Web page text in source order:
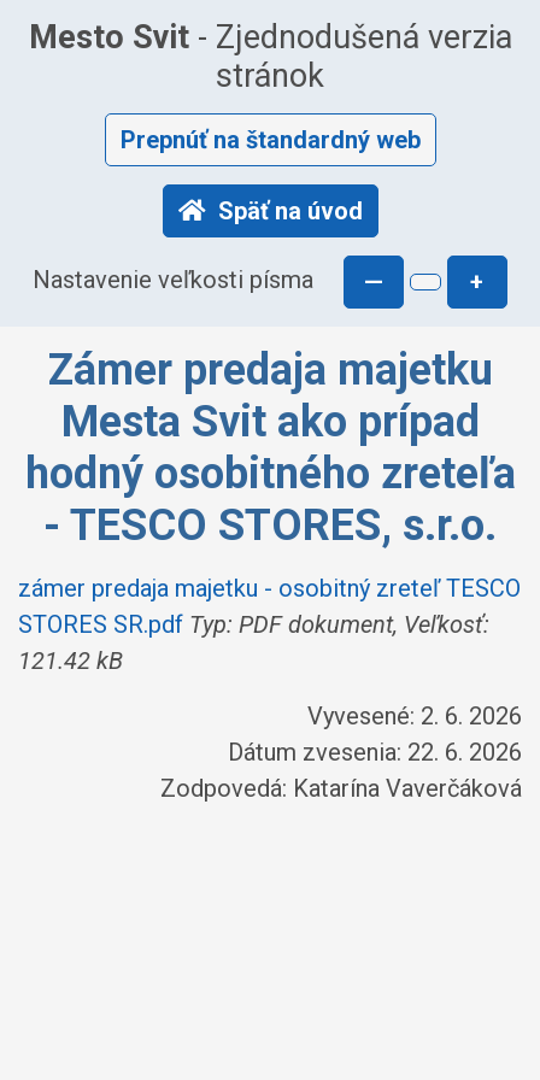
Mesto Svit- Zjednodušená verzia
stránok
Prepnúť na štandardný web
Späť na úvod
Nastavenie veľkosti písma — +
Zámer predaja majetku
Mesta Svit ako prípad
hodný osobitného zreteľa
- TESCO STORES, s.r.o.
zámer predaja majetku - osobitný zreteľ TESCO
STORES SR.pdf Typ: PDF dokument, Veľkosť:
121.42 kB
Vyvesené: 2. 6. 2026
Dátum zvesenia: 22. 6. 2026
Zodpovedá: Katarína Vaverčáková